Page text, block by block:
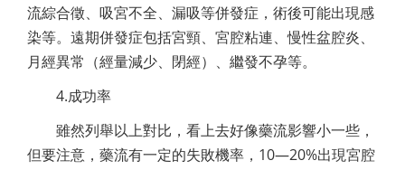
流綜合徵、吸宮不全、漏吸等併發症，術後可能出現感
染等。遠期併發症包括宮頸、宮腔粘連、慢性盆腔炎、
月經異常（經量減少、閉經）、繼發不孕等。
4.成功率
雖然列舉以上對比，看上去好像藥流影響小一些，
但要注意，藥流有一定的失敗機率，10—20%出現宮腔